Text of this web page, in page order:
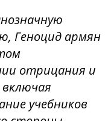
Геноцид армян
отрицания и
учебников